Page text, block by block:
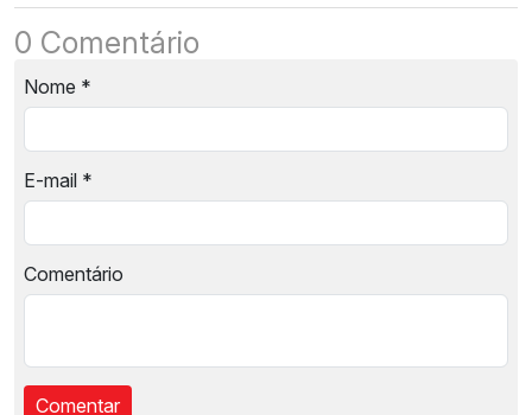
0 Comentário
Nome *
E-mail *
Comentário